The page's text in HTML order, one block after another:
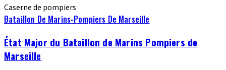
Caserne de pompiers
Bataillon De Marins-Pompiers De Marseille
État Major du Bataillon de Marins Pompiers de
Marseille